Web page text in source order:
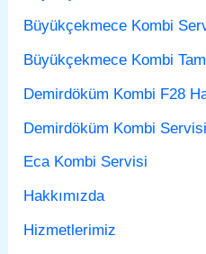
Büyükçekmece Kombi
Büyükçekmece Kombi
Demirdöküm Kombi F28
Demirdöküm Kombi Servisi
Eca Kombi Servisi
Hakkımızda
Hizmetlerimiz